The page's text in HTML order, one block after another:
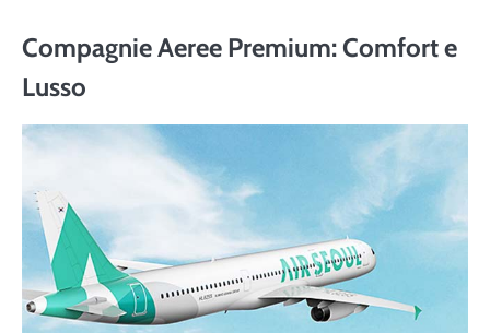
Compagnie Aeree Premium: Comfort e
Lusso